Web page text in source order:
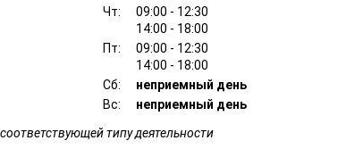
Чт:
09:00 - 12:30
14:00 - 18:00
Пт:
09:00 - 12:30
14:00 - 18:00
Сб:
неприемный день
Вс:
неприемный день
типу деятельности